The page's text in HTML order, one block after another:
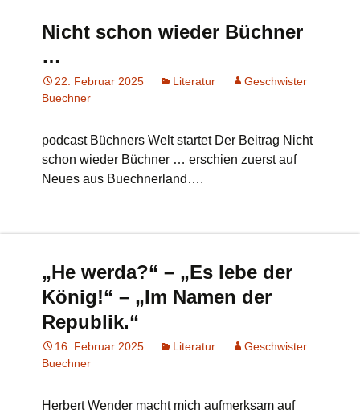
Nicht schon wieder Büchner
…
22. Februar 2025 Literatur
Geschwister
Buechner
podcast Büchners Welt startet Der Beitrag Nicht
schon wieder Büchner … erschien zuerst auf
Neues aus Buechnerland….
„He werda?“ – „Es lebe der
König!“ – „Im Namen der
Republik.“
16. Februar 2025 Literatur
Geschwister
Buechner
Herbert Wender macht mich aufmerksam auf